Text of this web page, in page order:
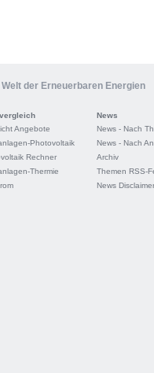
der Erneuerbaren Energien
Angebote
Photovoltaik
Rechner
Thermie
News
News - Nach
News - Nach
Archiv
Themen RSS-
News Disclaimer